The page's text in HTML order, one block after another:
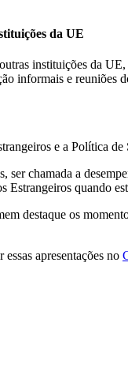
da UE
instituições da
informais e reuniões
e a Política de
ser chamada a
quando
destaque os
apresentações no